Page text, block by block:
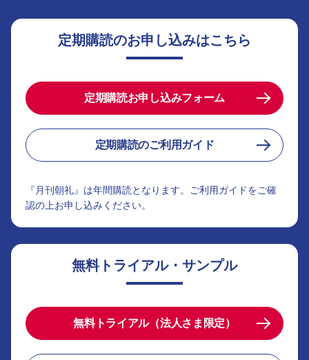
定期購読のお申し込みはこちら
定期購読お申し込みフォーム
定期購読のご利用ガイド
『月刊朝礼』は年間購読となります。ご利用ガイドをご確
認の上お申し込みください。
無料トライアル・サンプル
無料トライアル（法人さま限定）